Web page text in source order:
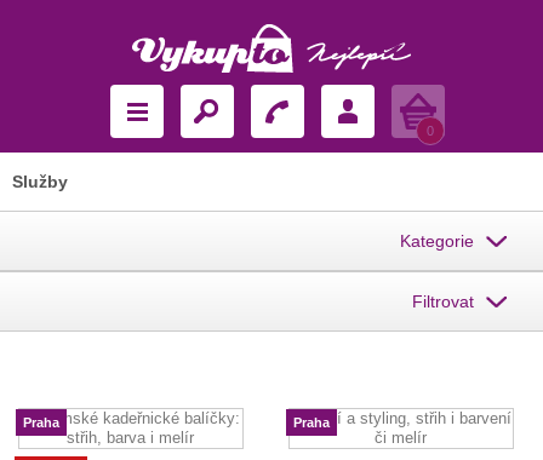
Košík
0
Služby
Kategorie
Filtrovat
Praha Praha